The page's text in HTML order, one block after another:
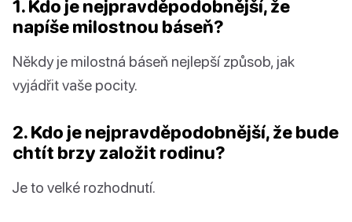
1. Kdo je nejpravděpodobnější, že
napíše milostnou báseň?
Někdy je milostná báseň nejlepší způsob, jak
vyjádřit vaše pocity.
2. Kdo je nejpravděpodobnější, že bude
chtít brzy založit rodinu?
Je to velké rozhodnutí.